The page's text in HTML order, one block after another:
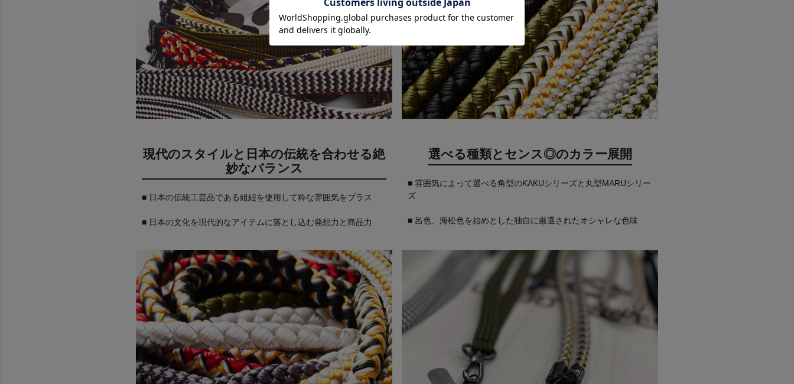
現代のスタイルと日本の伝統を合わせる絶
妙なバランス
■ 日本の伝統工芸品である組紐を使用して粋な雰囲気をプラス
■ 日本の文化を現代的なアイテムに落とし込む発想力と商品力
選べる種類とセンス◎のカラー展開
■ 雰囲気によって選べる角型のKAKUシリーズと丸型MARUシリー
ズ
■ 呂色、海松色を始めとした独自に厳選されたオシャレな色味